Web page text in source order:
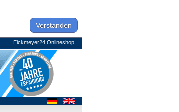
Verstanden
Eickmeyer24 Onlineshop